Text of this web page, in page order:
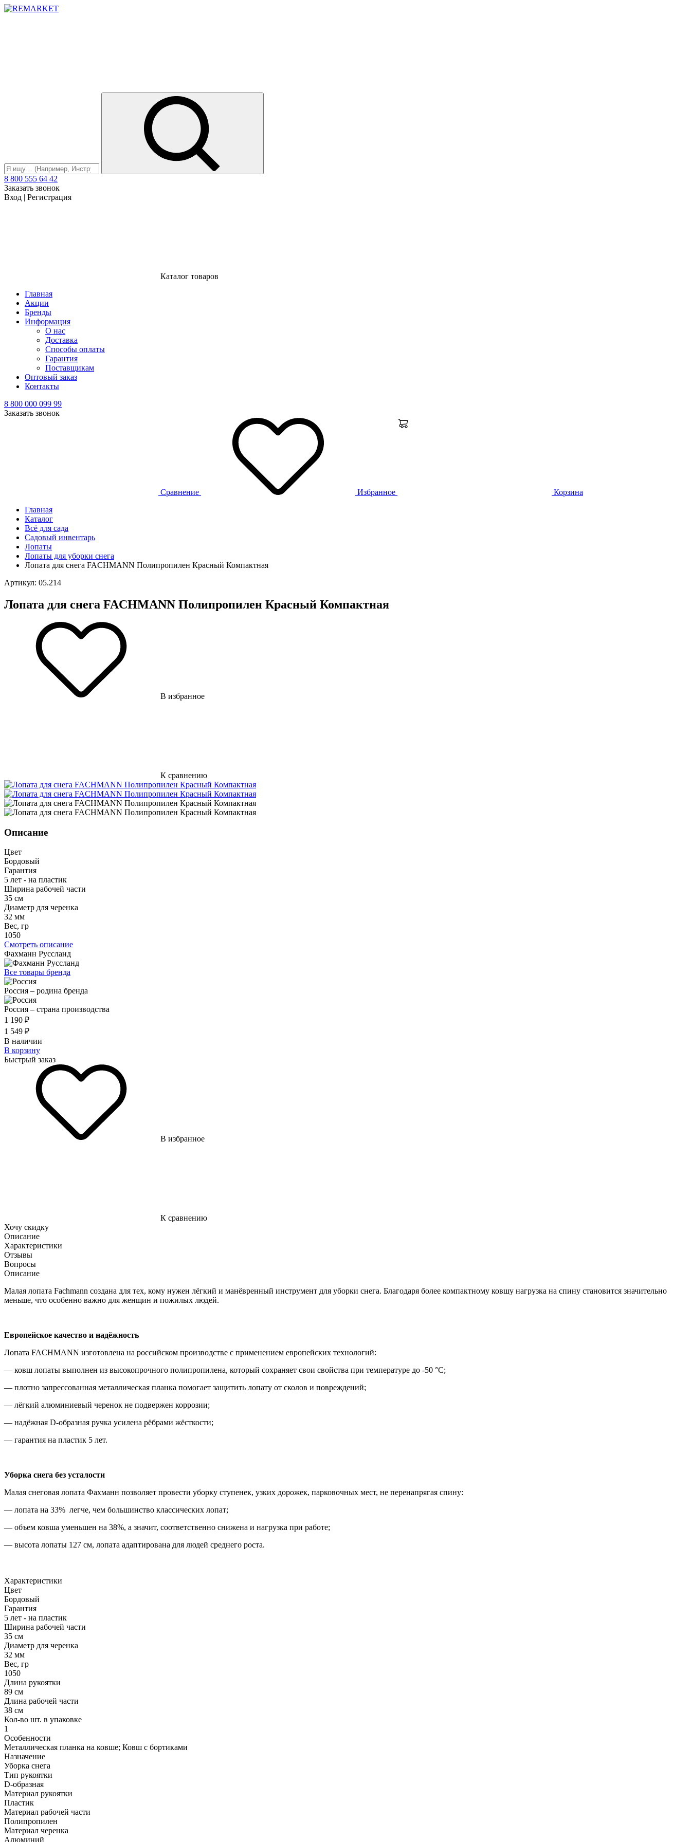
8 800 555 64 42
Заказать звонок
Вход | Регистрация
Каталог товаров
Главная
Акции
Бренды
Информация
О нас
Доставка
Способы оплаты
Гарантия
Поставщикам
Оптовый заказ
Контакты
8 800 000 099 99
Заказать звонок
Сравнение Избранное
Корзина
Главная
Каталог
Всё для сада
Садовый инвентарь
Лопаты
Лопаты для уборки снега
Лопата для снега FACHMANN Полипропилен Красный Компактная
Артикул: 05.214
Лопата для снега FACHMANN Полипропилен Красный Компактная
В избранное
К сравнению
Описание
Цвет
Бордовый
Гарантия
5 лет - на пластик
Ширина рабочей части
35 см
Диаметр для черенка
32 мм
Вес, гр
1050
Смотреть описание
Фахманн Руссланд
Все товары бренда
Россия – родина бренда
Россия – страна производства
1 190 ₽
1 549 ₽
В наличии
В корзину
Быстрый заказ
В избранное
К сравнению
Хочу скидку
Описание
Характеристики
Отзывы
Вопросы
Описание
Малая лопата Fachmann создана для тех, кому нужен лёгкий и манёвренный инструмент для уборки снега. Благодаря более компактному ковшу нагрузка на спину становится значительно
меньше, что особенно важно для женщин и пожилых людей.
Европейское качество и надёжность
Лопата FACHMANN изготовлена на российском производстве с применением европейских технологий:
— ковш лопаты выполнен из высокопрочного полипропилена, который сохраняет свои свойства при температуре до -50 °C;
— плотно запрессованная металлическая планка помогает защитить лопату от сколов и повреждений;
— лёгкий алюминиевый черенок не подвержен коррозии;
— надёжная D-образная ручка усилена рёбрами жёсткости;
— гарантия на пластик 5 лет.
Уборка снега без усталости
Малая снеговая лопата Фахманн позволяет провести уборку ступенек, узких дорожек, парковочных мест, не перенапрягая спину:
— лопата на 33% легче, чем большинство классических лопат;
— объем ковша уменьшен на 38%, а значит, соответственно снижена и нагрузка при работе;
— высота лопаты 127 см, лопата адаптирована для людей среднего роста.
Характеристики
Цвет
Бордовый
Гарантия
5 лет - на пластик
Ширина рабочей части
35 см
Диаметр для черенка
32 мм
Вес, гр
1050
Длина рукоятки
89 см
Длина рабочей части
38 см
Кол-во шт. в упаковке
1
Особенности
Металлическая планка на ковше; Ковш с бортиками
Назначение
Уборка снега
Тип рукоятки
D-образная
Материал рукоятки
Пластик
Материал рабочей части
Полипропилен
Материал черенка
Алюминий